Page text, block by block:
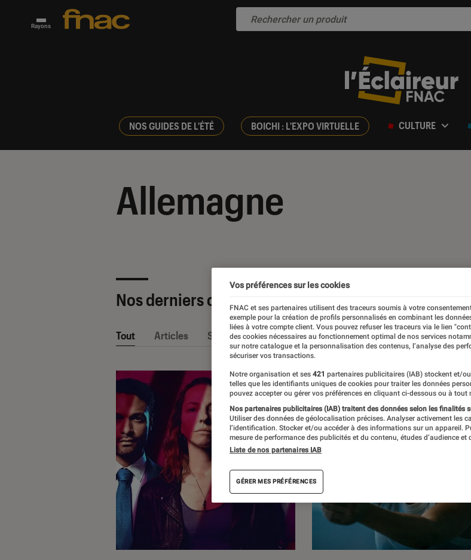
Rayons
NOS GUIDES DE L'ÉTÉ BOICHI : L'EXPO VIRTUELLE CULTURE
Allemagne
Nos derniers contenus
Tout Articles Sélections et guides
Vos préférences sur les cookies
FNAC et ses partenaires utilisent des traceurs soumis à votre
exemple pour la création de profils personnalisés en combinant les
liées à votre compte client. Vous pouvez refuser les traceurs via le lien
des cookies nécessaires au fonctionnement optimal de nos services
sur notre catalogue et la personnalisation des contenus, l’analyse des
sécuriser vos transactions.
Notre organisation et ses 421 partenaires publicitaires (IAB) stockent et/
telles que les identifiants uniques de cookies pour traiter les données
pouvez accepter ou gérer vos préférences en cliquant ci-dessous ou à tout
Nos partenaires publicitaires (IAB) traitent des données selon les finalités
Utiliser des données de géolocalisation précises. Analyser activement les
l’identification. Stocker et/ou accéder à des informations sur un appareil.
mesure de performance des publicités et du contenu, études d’audience et
Liste de nos partenaires IAB
GÉRER MES PRÉFÉRENCES